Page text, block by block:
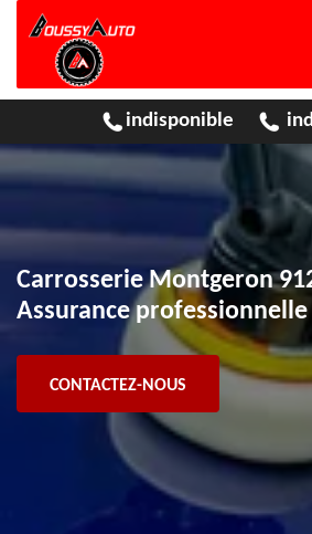
indisponible
Carrosserie Montgeron
Assurance professionnelle
CONTACTEZ-NOUS